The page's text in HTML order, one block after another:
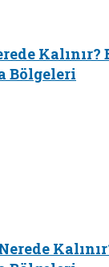
Kalınır?
Bölgeleri